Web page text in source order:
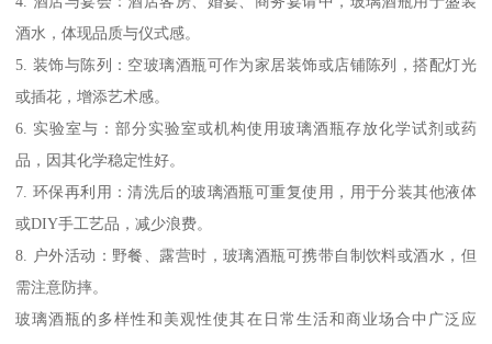
酒水，体现品质与仪式感。
5. 装饰与陈列：空玻璃酒瓶可作为家居装饰或店铺陈列，搭配灯光
或插花，增添艺术感。
6. 实验室与：部分实验室或机构使用玻璃酒瓶存放化学试剂或药
品，因其化学稳定性好。
7. 环保再利用：清洗后的玻璃酒瓶可重复使用，用于分装其他液体
或DIY手工艺品，减少浪费。
8. 户外活动：野餐、露营时，玻璃酒瓶可携带自制饮料或酒水，但
需注意防摔。
玻璃酒瓶的多样性和美观性使其在日常生活和商业场合中广泛应